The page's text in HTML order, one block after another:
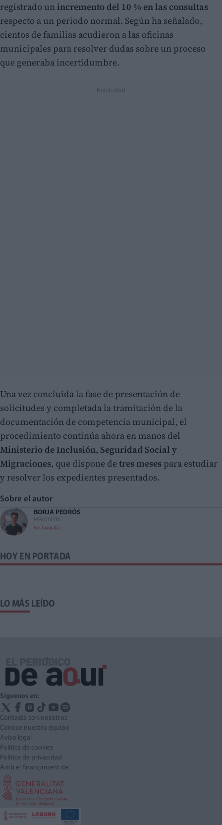
registrado unincremento del 10 % en las consultas
respecto a un periodo normal. Según ha señalado,
cientos de familias acudieron a las oficinas
municipales para resolver dudas sobre un proceso
que generaba incertidumbre.
Una vez concluida la fase de presentación de
solicitudes y completada la tramitación de la
documentación de competencia municipal, el
procedimiento continúa ahora en manos del
Ministerio de Inclusión, Seguridad Social y
Migraciones, que dispone detres meses para estudiar
y resolver los expedientes presentados.
Sobre el autor
BORJA PEDRÓS
PERIODISTA
Ver biografía
HOY EN PORTADA
LO MÁS LEÍDO
Síguenos en:
Contacta con nosotros
Conoce nuestro equipo
Aviso legal
Política de cookies
Política de privacidad
Amb el finançament de: